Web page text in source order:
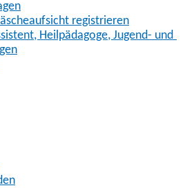
registrieren
Heilpädagoge, Jugend- und